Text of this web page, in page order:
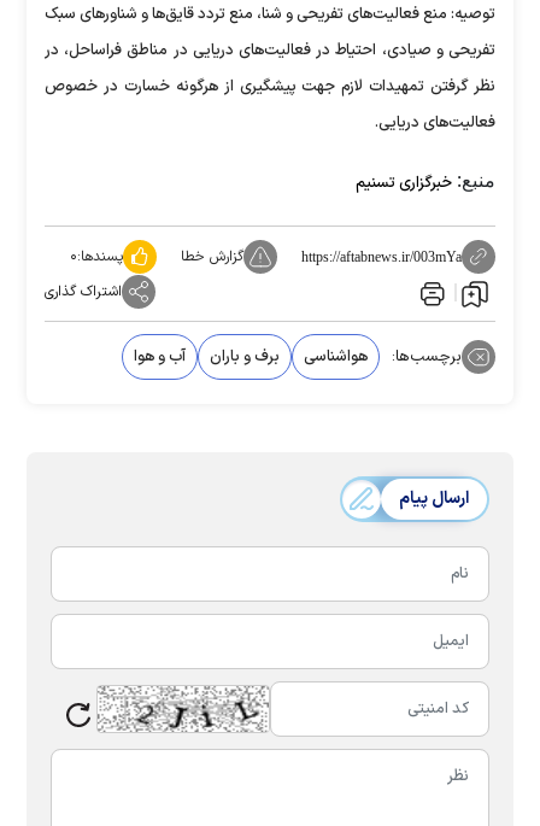
توصیه: منع فعالیت‌های تفریحی و شنا، منع تردد قایق‌ها و شناور‌های سبک
تفریحی و صیادی، احتیاط در فعالیت‌های دریایی در مناطق فراساحل، در
نظر گرفتن تمهیدات لازم جهت پیشگیری از هرگونه خسارت در خصوص
فعالیت‌های دریایی.
منبع: خبرگزاری تسنیم
https://aftabnews.ir/003mYa گزارش خطا پسندها:۰
اشتراک گذاری
برچسب‌ها: هواشناسی برف و باران آب و هوا
ارسال پیام